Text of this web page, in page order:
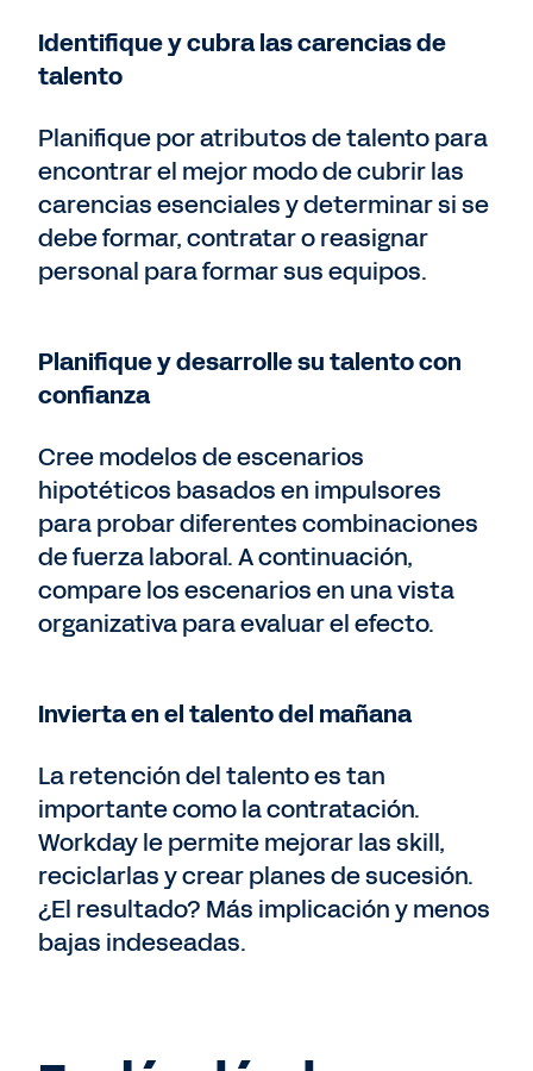
Identifique y cubra las carencias de
talento
Planifique por atributos de talento para
encontrar el mejor modo de cubrir las
carencias esenciales y determinar si se
debe formar, contratar o reasignar
personal para formar sus equipos.
Planifique y desarrolle su talento con
confianza
Cree modelos de escenarios
hipotéticos basados ​​en impulsores
para probar diferentes combinaciones
de fuerza laboral. A continuación,
compare los escenarios en una vista
organizativa para evaluar el efecto.
Invierta en el talento del mañana
La retención del talento es tan
importante como la contratación.
Workday le permite mejorar las skill,
reciclarlas y crear planes de sucesión.
¿El resultado? Más implicación y menos
bajas indeseadas.